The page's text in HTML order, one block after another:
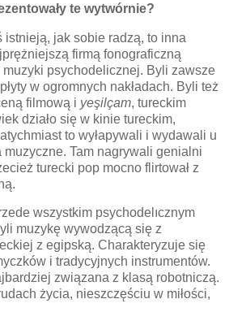
te wytwórnie?
istnieją, jak sobie radzą, to inna
firmą fonograficzną
psychodelicznej. Byli zawsze
w ogromnych nakładach. Byli też
filmową i yeşilçam, tureckim
działo się w kinie tureckim,
to wyłapywali i wydawali u
Tam nagrywali genialni
turecki pop mocno flirtował z
wszystkim psychodelıcznym
muzykę wywodzącą się z
z egipską. Charakteryzuje się
i tradycyjnych instrumentów.
związana z klasą robotniczą.
życia, nieszczęściu w miłości,